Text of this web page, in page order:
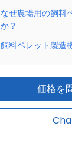
なぜ農場用の飼料
か？
飼料ペレット製造
価格を